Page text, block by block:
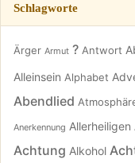
Schlagworte
Ärger Armut ? Antwort
Alleinsein Alphabet
Abendlied
Anerkennung Allerheiligen
Achtung Alkohol